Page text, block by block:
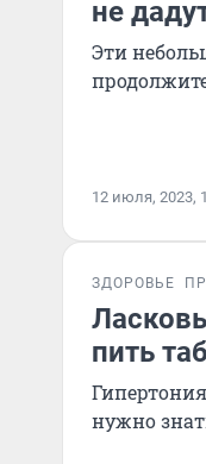
не
Эти
12 июля, 2023,
ЗДОРОВЬЕ
пить
нужно